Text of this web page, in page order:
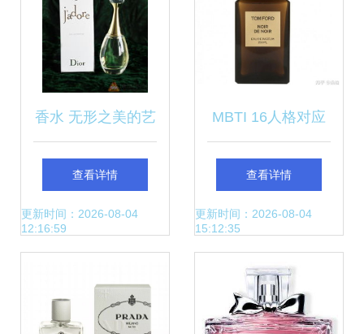
香水 无形之美的艺
术
查看详情
更新时间：2026-08-04
12:16:59
MBTI 16人格对应
的香氛美学 你的性
格是什么香水？
查看详情
更新时间：2026-08-04
15:12:35